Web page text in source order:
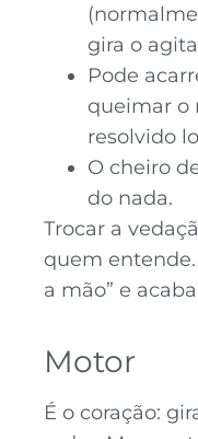
gira o
Pode
queimar o
resolvido
O cheiro
do nada.
Trocar a
quem entende.
a mão” e
Motor
É o coração: